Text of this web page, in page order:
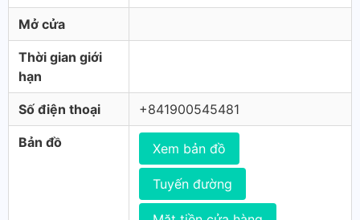
Mở cửa
Thời gian giới
hạn
Số điện thoại +841900545481
Bản đồ Xem bản đồ
Tuyến đường